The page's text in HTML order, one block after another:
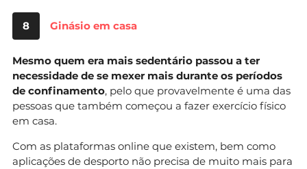
8 Ginásio em casa
Mesmo quem era mais sedentário passou a ter
necessidade de se mexer mais durante os períodos
de confinamento, pelo que provavelmente é uma das
pessoas que também começou a fazer exercício físico
em casa.
Com as plataformas online que existem, bem como
aplicações de desporto não precisa de muito mais para